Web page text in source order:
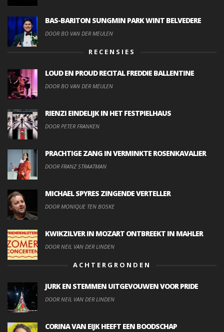
BAS-BARITON SUNGMIN PARK WINT BELVEDERE
DOOR BO VAN DER MEULEN
RECENSIES
LOUD EN PROUD RECITAL FREDDIE BALLENTINE
DOOR BO VAN DER MEULEN
RIENZI EINDELIJK IN HET FESTPIELHAUS
DOOR PETER FRANKEN
PRACHTIGE ZANG IN VERMINKTE ROSENKAVALIER
DOOR FRANZ STRAATMAN
MICHAEL SPYRES ZINGENDE VERTELLER
DOOR MONIQUE TEN BOSKE
KWIKZILVER IN MOZART ONTBREEKT IN MAHLER
DOOR NEIL VAN DER LINDEN
ACHTERGRONDEN
JURK EN STEMMEN UITGEVOUWEN VOOR PRIDE
DOOR NEIL VAN DER LINDEN
CORINA VAN EIJK HEEFT EEN BOODSCHAP